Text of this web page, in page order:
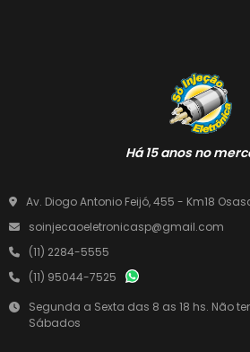
Há 15 anos no
Av. Diogo Antonio Feijó, 455 - Km18
soinjecaoeletronicasp@gmail.com
(11) 2284-5555
(11) 95044-7525
Segunda a Sexta das 8 as 18 hs. Não
Sábados